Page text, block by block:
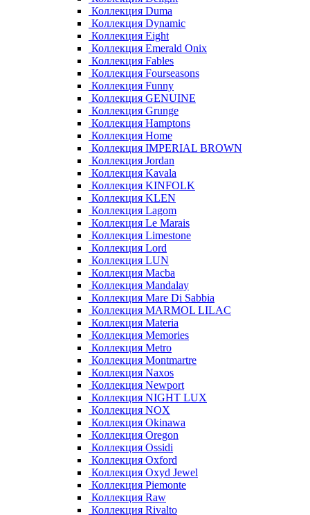
Коллекция Duma
Коллекция Dynamic
Коллекция Eight
Коллекция Emerald Onix
Коллекция Fables
Коллекция Fourseasons
Коллекция Funny
Коллекция GENUINE
Коллекция Grunge
Коллекция Hamptons
Коллекция Home
Коллекция IMPERIAL BROWN
Коллекция Jordan
Коллекция Kavala
Коллекция KINFOLK
Коллекция KLEN
Коллекция Lagom
Коллекция Le Marais
Коллекция Limestone
Коллекция Lord
Коллекция LUN
Коллекция Macba
Коллекция Mandalay
Коллекция Mare Di Sabbia
Коллекция MARMOL LILAC
Коллекция Materia
Коллекция Memories
Коллекция Metro
Коллекция Montmartre
Коллекция Naxos
Коллекция Newport
Коллекция NIGHT LUX
Коллекция NOX
Коллекция Okinawa
Коллекция Oregon
Коллекция Ossidi
Коллекция Oxford
Коллекция Oxyd Jewel
Коллекция Piemonte
Коллекция Raw
Коллекция Rivalto